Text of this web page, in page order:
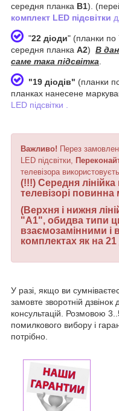
середня планка В1).
комплект LED підсвітки
"22 діоди" (планки по
середня планка А2) В
саме така підсвітка
"19 діодів" (планки
планках нанесене
LED підсвітки
Важливо! Перез
LED підсвітки,
телевізора
(!!!) Середня лінійка
телевізорі
(Верхня і нижня
"A1", обидва типи
взаємозамінними і
комплектах як на 21
У разі, якщо ви
замовте зворотній
консультацій. Розмовою
помилкового вибору і
потрібно.